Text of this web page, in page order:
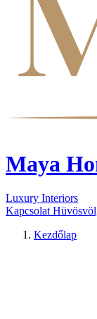
Maya
Luxury Interiors
Kapcsolat
Kezdőlap